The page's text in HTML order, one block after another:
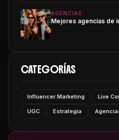
AGENCIAS
Mejores agencias de
CATEGORÍAS
Influencer Marketing Live
UGC Estrategia